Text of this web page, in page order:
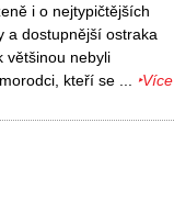
i o nejtypičtějších
a dostupnější ostraka
většinou nebyli
kteří se ...
‣Více